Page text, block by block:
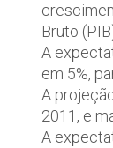
Bruto
A
em 5%,
A
2011, e
A